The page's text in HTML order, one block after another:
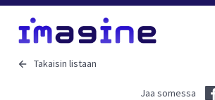
Takaisin listaan
Jaa somessa